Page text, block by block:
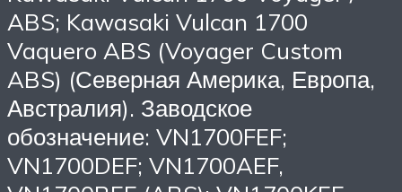
ABS; Kawasaki Vulcan 1700
Vaquero ABS (Voyager Custom
ABS) (Северная Америка, Европа,
Австралия). Заводское
обозначение: VN1700FEF;
VN1700DEF; VN1700AEF,